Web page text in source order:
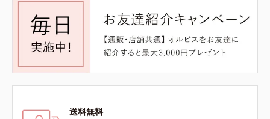
送料無料